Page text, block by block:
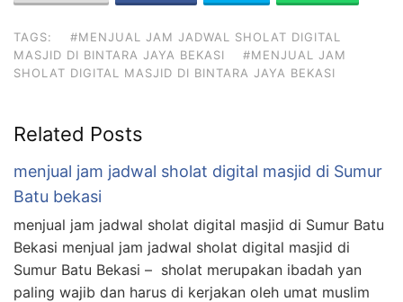
TAGS:
#MENJUAL JAM JADWAL SHOLAT DIGITAL
MASJID DI BINTARA JAYA BEKASI
#MENJUAL JAM
SHOLAT DIGITAL MASJID DI BINTARA JAYA BEKASI
Related Posts
menjual jam jadwal sholat digital masjid di Sumur
Batu bekasi
menjual jam jadwal sholat digital masjid di Sumur Batu
Bekasi menjual jam jadwal sholat digital masjid di
Sumur Batu Bekasi – sholat merupakan ibadah yan
paling wajib dan harus di kerjakan oleh umat muslim